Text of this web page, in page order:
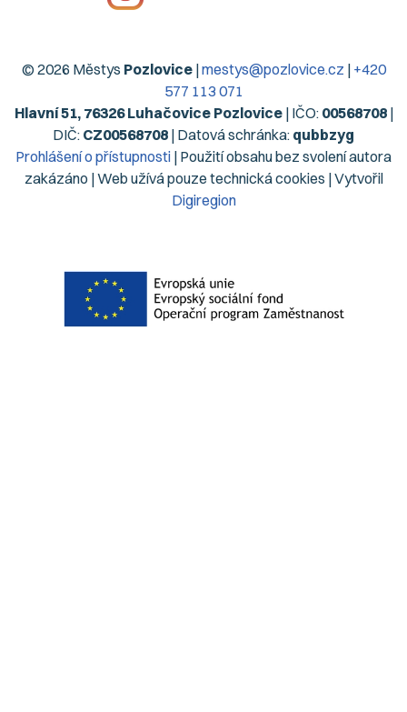
© 2026 Městys Pozlovice|mestys@pozlovice.cz | +420
577 113 071
Hlavní 51, 76326 Luhačovice Pozlovice| IČO: 00568708|
DIČ: CZ00568708 | Datová schránka: qubbzyg
Prohlášení o přístupnosti | Použití obsahu bez svolení autora
zakázáno | Web užívá pouze technická cookies | Vytvořil
Digiregion